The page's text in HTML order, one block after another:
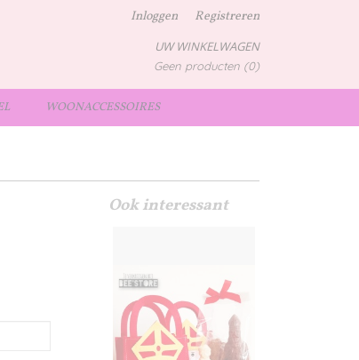
Inloggen Registreren
UW WINKELWAGEN
Geen producten (0)
WOONACCESSOIRES
Ook interessant